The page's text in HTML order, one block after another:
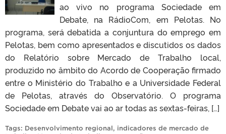
ao vivo no programa Sociedade em
Debate, na RádioCom, em Pelotas. No
programa, será debatida a conjuntura do emprego em
Pelotas, bem como apresentados e discutidos os dados
do Relatório sobre Mercado de Trabalho local,
produzido no âmbito do Acordo de Cooperação firmado
entre o Ministério do Trabalho e a Universidade Federal
de Pelotas, através do Observatório. O programa
Sociedade em Debate vai ao ar todas as sextas-feiras, […]
Tags: Desenvolvimento regional, indicadores de mercado de